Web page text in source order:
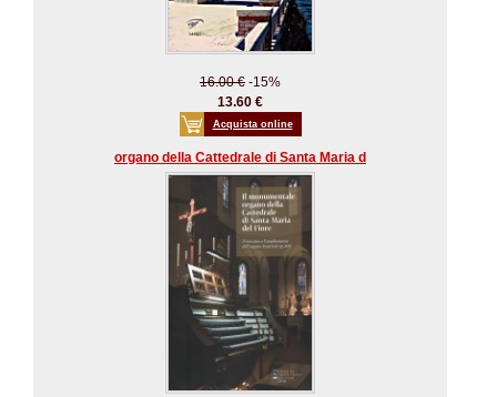
16.00 € -15%
13.60 €
Acquista online
organo della Cattedrale di Santa Maria d